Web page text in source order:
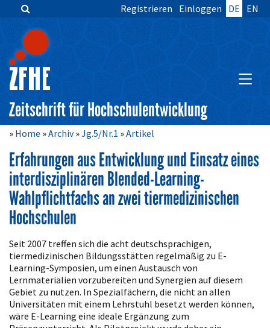
Zum
springen
Hauptnavigation
Inhalt
Sidebar
Registrieren Einloggen DE EN
Zeitschrift für Hochschulentwicklung
Home Archiv Jg.5/Nr.1 Artikel
Erfahrungen aus Entwicklung und Einsatz eines
interdisziplinären Blended-Learning-
Wahlpflichtfachs an zwei tiermedizinischen
Hochschulen
Artikelinhalt
Seit 2007 treffen sich die acht deutschsprachigen,
tiermedizinischen Bildungsstätten regelmäßig zu E-
Learning-Symposien, um einen Austausch von
Lernmaterialien vorzubereiten und Synergien auf diesem
Gebiet zu nutzen. In Spezialfächern, die nicht an allen
Universitäten mit einem Lehrstuhl besetzt werden können,
wäre E-Learning eine ideale Ergänzung zum